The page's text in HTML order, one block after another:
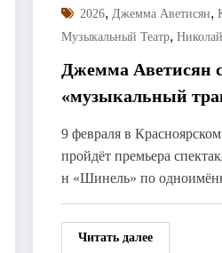
2026, Джемма Аветисян,
Музыкальный Театр,
Джемма Аветисян
«музыкальный
9 февраля в
пройдёт премьера
н «Шинель» по
Читать далее